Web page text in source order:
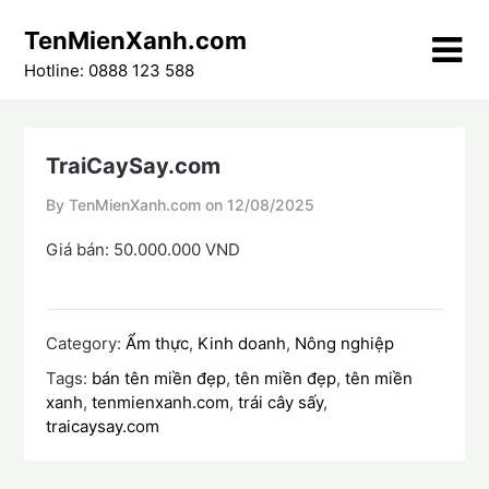
content
TenMienXanh.com
Hotline: 0888 123 588
TraiCaySay.com
By TenMienXanh.com on 12/08/2025
Giá bán: 50.000.000 VND
Category: Ẩm thực, Kinh doanh, Nông nghiệp
Tags: bán tên miền đẹp,tên miền đẹp,tên miền
xanh,tenmienxanh.com,trái cây sấy,
traicaysay.com